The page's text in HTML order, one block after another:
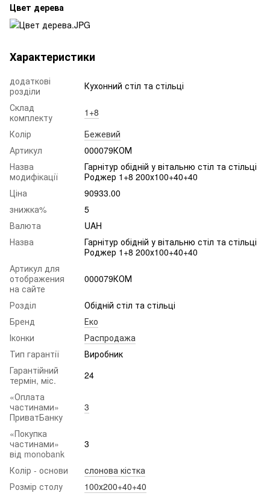
Цвет дерева
Характеристики
додаткові
розділи
Кухонний стіл та стільці
Склад
комплекту
1+8
Колір
Бежевий
Артикул
000079КОМ
Назва
модифікації
Гарнітур обідній у вітальню стіл та стільці
Роджер 1+8 200х100+40+40
Ціна
90933.00
знижка%
5
Валюта
UAH
Назва
Гарнітур обідній у вітальню стіл та стільці
Роджер 1+8 200х100+40+40
Артикул для
отображения
на сайте
000079КОМ
Розділ
Обідній стіл та стільці
Бренд
Еко
Іконки
Распродажа
Тип гарантії
Виробник
Гарантійний
термін, міс.
24
«Оплата
частинами»
ПриватБанку
3
«Покупка
частинами»
від monobank
3
Колір - основи
слонова кістка
Розмір столу
100х200+40+40